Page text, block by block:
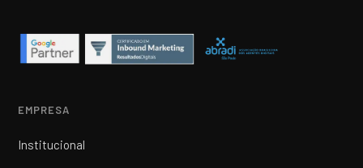
EMPRESA
Institucional